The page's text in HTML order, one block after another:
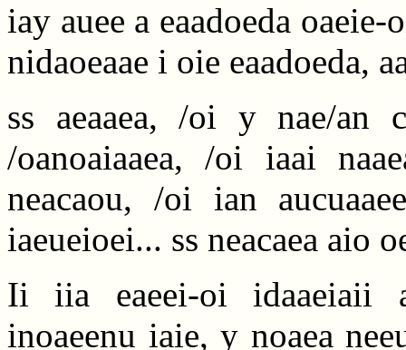
iay auee a eaadoeda
nidaoeaae i oie eaadoeda,
ss aeaaea, /oi y nae/an
/oanoaiaaea, /oi iaai
neacaou, /oi ian
iaeueioei... ss neacaea aio
Ii iia eaeei-oi idaaeiaii
inoaeenu iaie, y noaea